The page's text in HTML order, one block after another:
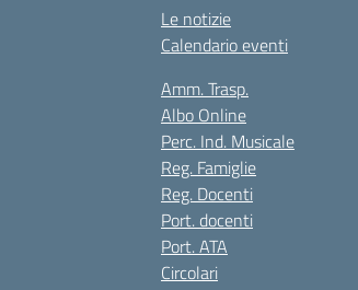
Le notizie
Calendario eventi
Amm. Trasp.
Albo Online
Perc. Ind. Musicale
Reg. Famiglie
Reg. Docenti
Port. docenti
Port. ATA
Circolari